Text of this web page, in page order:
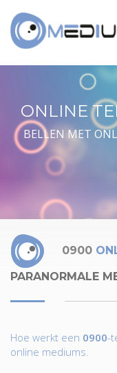
ONLINE
BELLEN MET
0900
PARANORMALE
Hoe werkt een 0900-
online mediums.